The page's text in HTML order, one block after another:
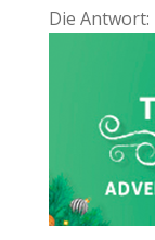
Die Antwort: